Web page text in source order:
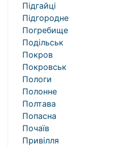
Підгайці
Підгородне
Погребище
Подільськ
Покров
Покровськ
Пологи
Полонне
Полтава
Попасна
Почаїв
Привілля